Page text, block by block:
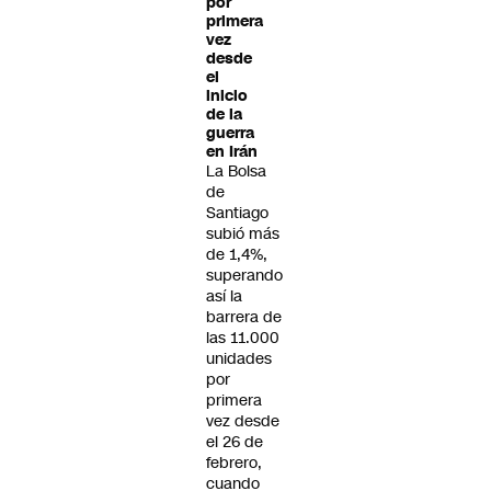
primera
vez
desde
el
inicio
de la
guerra
en Irán
La Bolsa
de
Santiago
subió más
de 1,4%,
superando
así la
barrera de
las 11.000
unidades
por
primera
vez desde
el 26 de
febrero,
cuando